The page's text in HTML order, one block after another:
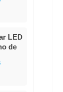
PIR,
LED
de